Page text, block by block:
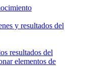
y resultados del
resultados del
elementos de